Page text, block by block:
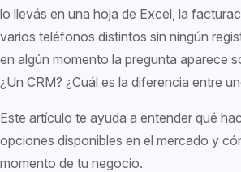
lo llevás en una hoja de Excel, la
varios teléfonos distintos sin ningún
en algún momento la pregunta aparece
¿Un CRM? ¿Cuál es la diferencia entre
Este artículo te ayuda a entender qué
opciones disponibles en el mercado y
momento de tu negocio.